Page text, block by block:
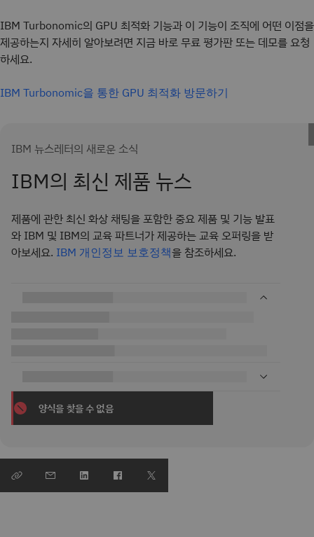
IBM Turbonomic의 GPU 최적화 기능과 이 기능이 조직에 어떤 이점을
제공하는지 자세히 알아보려면 지금 바로 무료 평가판 또는 데모를 요청
하세요.
IBM Turbonomic을 통한 GPU 최적화 방문하기
IBM 뉴스레터의 새로운 소식
IBM의 최신 제품 뉴스
제품에 관한 최신 화상 채팅을 포함한 중요 제품 및 기능 발표
와 IBM 및 IBM의 교육 파트너가 제공하는 교육 오퍼링을 받
아보세요. IBM 개인정보 보호정책을 참조하세요.
양식을 찾을 수 없음